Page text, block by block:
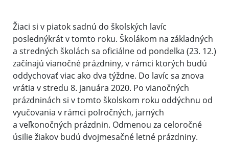
Žiaci si v piatok sadnú do školských lavíc
poslednýkrát v tomto roku. Školákom na základných
a stredných školách sa oficiálne od pondelka (23. 12.)
začínajú vianočné prázdniny, v rámci ktorých budú
oddychovať viac ako dva týždne. Do lavíc sa znova
vrátia v stredu 8. januára 2020. Po vianočných
prázdninách si v tomto školskom roku oddýchnu od
vyučovania v rámci polročných, jarných
a veľkonočných prázdnin. Odmenou za celoročné
úsilie žiakov budú dvojmesačné letné prázdniny.